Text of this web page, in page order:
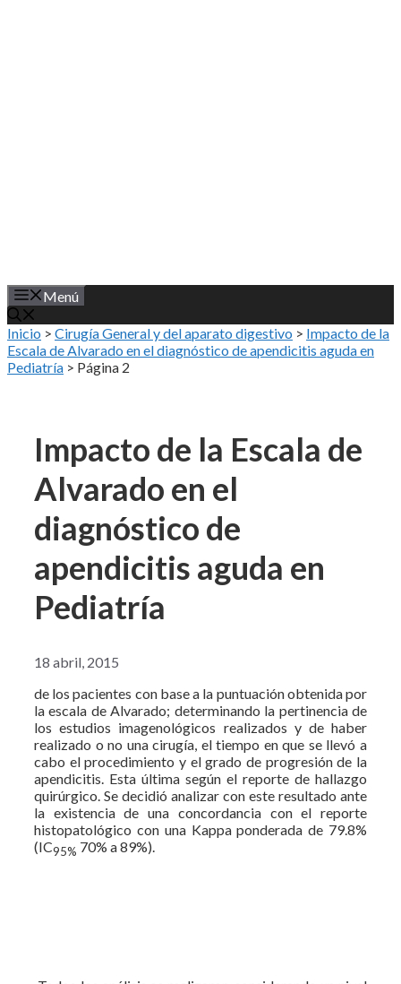
Menú
Inicio > Cirugía General y del aparato digestivo > Impacto de la
Escala de Alvarado en el diagnóstico de apendicitis aguda en
Pediatría > Página 2
Impacto de la Escala de
Alvarado en el
diagnóstico de
apendicitis aguda en
Pediatría
18 abril, 2015
de los pacientes con base a la puntuación obtenida por
la escala de Alvarado; determinando la pertinencia de
los estudios imagenológicos realizados y de haber
realizado o no una cirugía, el tiempo en que se llevó a
cabo el procedimiento y el grado de progresión de la
apendicitis. Esta última según el reporte de hallazgo
quirúrgico. Se decidió analizar con este resultado ante
la existencia de una concordancia con el reporte
histopatológico con una Kappa ponderada de 79.8%
(IC95% 70% a 89%).